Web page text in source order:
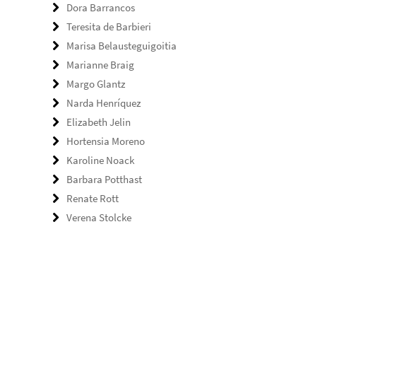
Dora Barrancos
Teresita de Barbieri
Marisa Belausteguigoitia
Marianne Braig
Margo Glantz
Narda Henríquez
Elizabeth Jelin
Hortensia Moreno
Karoline Noack
Barbara Potthast
Renate Rott
Verena Stolcke